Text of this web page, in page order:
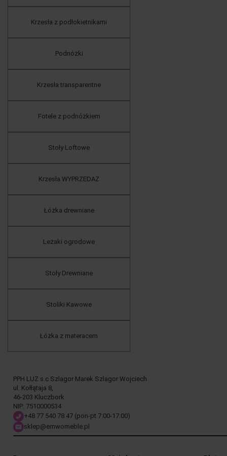
Krzesła z podłokietnikami
Podnóżki
Krzesła transparentne
Fotele z podnóżkiem
Stoły Loftowe
Krzesła WYPRZEDAŻ
Łóżka drewniane
Leżaki ogrodowe
Stoły Drewniane
Stoliki Kawowe
Łóżka z materacem
PPH LUZ s.c Szlagor Marek Szlagor Wojciech
ul. Kołłątaja 8,
46-203 Kluczbork
NIP: 7510000534
+48 77 540 78 47 (pon-pt 7:00-17:00)
sklep@emwomeble.pl